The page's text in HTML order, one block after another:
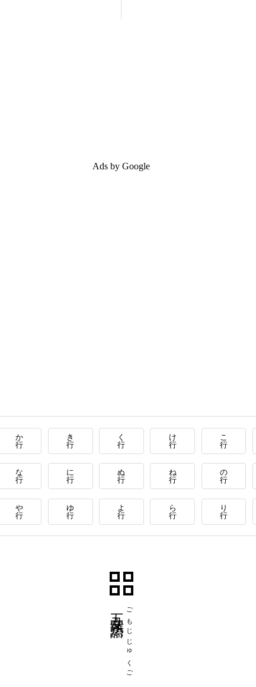
Ads by Google
か
行
き
行
く
行
け
行
こ
行
な
行
に
行
ぬ
行
ね
行
の
行
や
行
ゆ
行
よ
行
ら
行
り
行
ごもじじゅくご